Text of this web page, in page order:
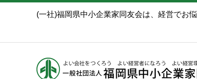
(一社)福岡県中小企業家同友会は、経営でお